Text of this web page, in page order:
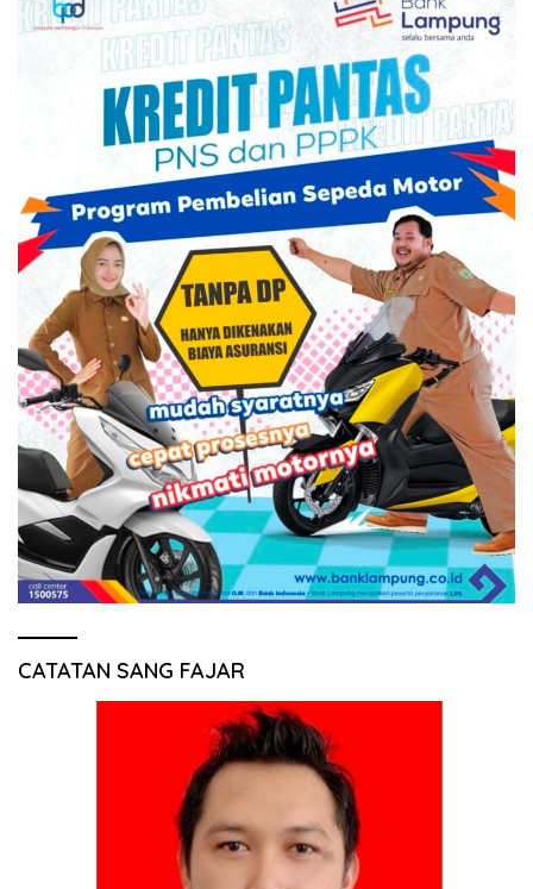
CATATAN SANG FAJAR